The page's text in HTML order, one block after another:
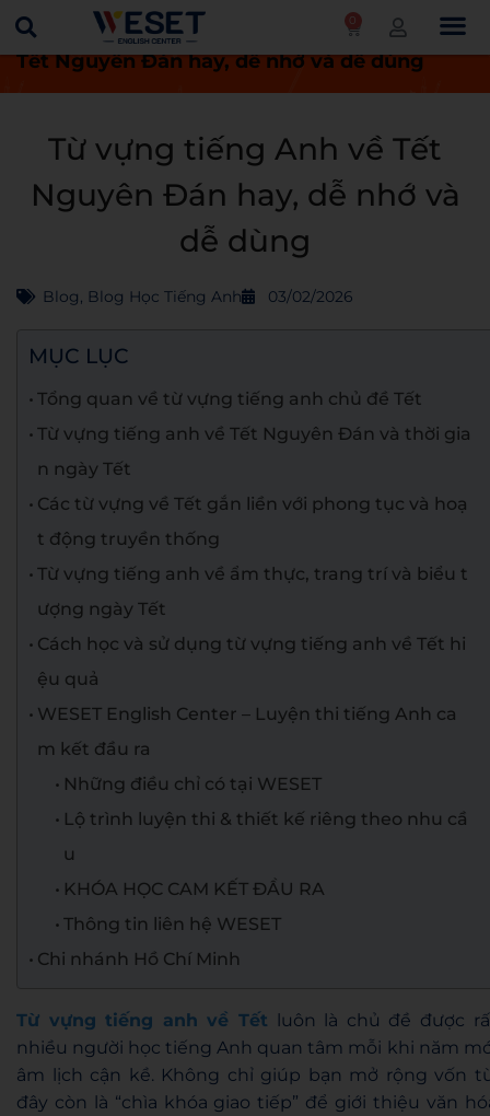
0
Trang chủ Blog
Từ vựng tiếng Anh về
Tết Nguyên Đán hay, dễ nhớ và dễ dùng
Từ vựng tiếng Anh về Tết
Nguyên Đán hay, dễ nhớ và
dễ dùng
Blog, Blog Học Tiếng Anh 03/02/2026
MỤC LỤC
Tổng quan về từ vựng tiếng anh chủ đề Tết
Từ vựng tiếng anh về Tết Nguyên Đán và thời gia
n ngày Tết
Các từ vựng về Tết gắn liền với phong tục và hoạ
t động truyền thống
Từ vựng tiếng anh về ẩm thực, trang trí và biểu t
ượng ngày Tết
Cách học và sử dụng từ vựng tiếng anh về Tết hi
ệu quả
WESET English Center – Luyện thi tiếng Anh ca
m kết đầu ra
Những điều chỉ có tại WESET
Lộ trình luyện thi & thiết kế riêng theo nhu cầ
u
KHÓA HỌC CAM KẾT ĐẦU RA
Thông tin liên hệ WESET
Chi nhánh Hồ Chí Minh
Từ vựng tiếng anh về Tết luôn là chủ đề được
nhiều người học tiếng Anh quan tâm mỗi khi năm
âm lịch cận kề. Không chỉ giúp bạn mở rộng vốn
đây còn là “chìa khóa giao tiếp” để giới thiệu văn